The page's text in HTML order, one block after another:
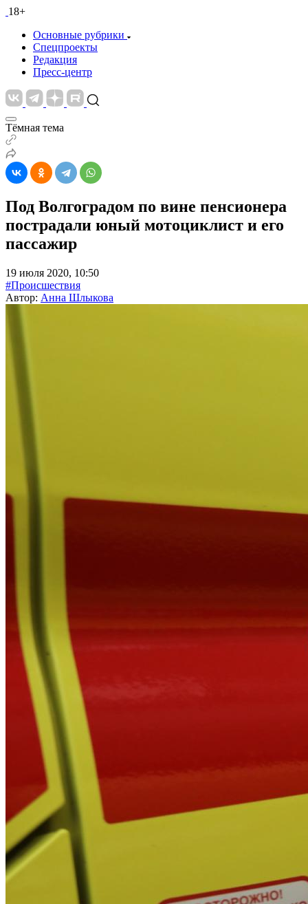
18+
Основные рубрики
Спецпроекты
Редакция
Пресс-центр
Тёмная тема
Под Волгоградом по вине пенсионера
пострадали юный мотоциклист и его
пассажир
19 июля 2020, 10:50
#Происшествия
Автор: Анна Шлыкова